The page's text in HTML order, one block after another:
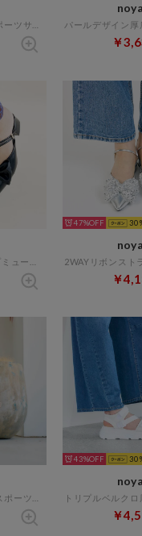
￥
47% 30
￥
43% 30
￥